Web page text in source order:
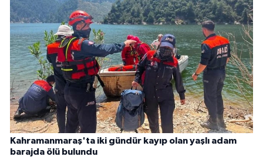
Kahramanmaraş'ta iki gündür kayıp olan yaşlı adam
barajda ölü bulundu